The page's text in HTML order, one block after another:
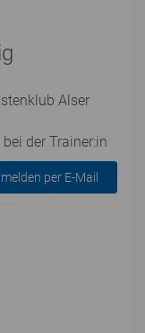
Alser
der Trainer:in
per E-Mail